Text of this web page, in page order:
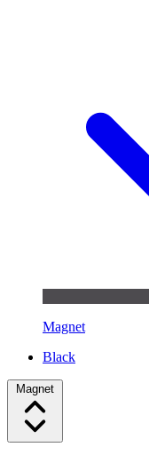
Magnet
Black
Magnet